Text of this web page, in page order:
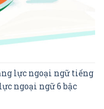
lực ngoại ngữ tiếng
ngoại ngữ 6 bậc